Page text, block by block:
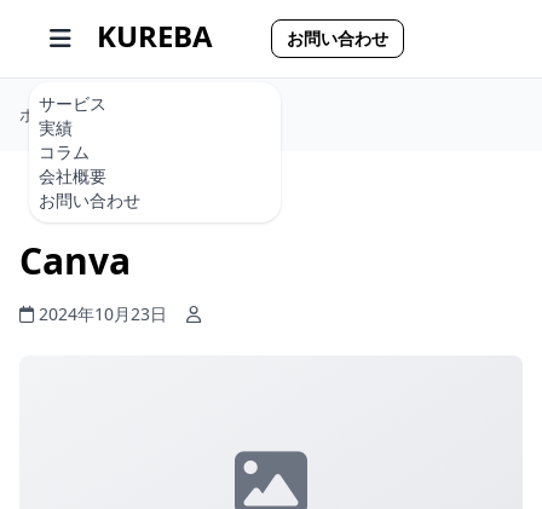
サービス
実績
コラム
会社概要
お問い合わせ
KUREBA お問い合わせ
ホーム
読了時間: 0分
Canva
2024年10月23日